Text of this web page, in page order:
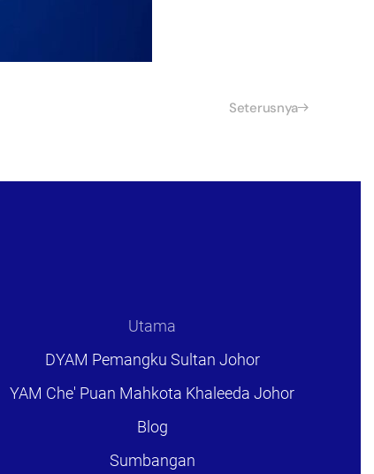
Seterusnya
Utama
DYAM Pemangku Sultan Johor
YAM Che' Puan Mahkota Khaleeda Johor
Blog
Sumbangan